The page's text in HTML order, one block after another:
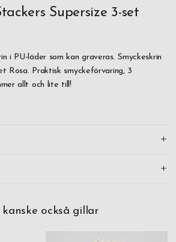
Supersize 3-set
i PU-läder som kan graveras. Smyckeskrin
Rosa. Praktisk smyckeförvaring, 3
allt och lite till!
kanske också gillar